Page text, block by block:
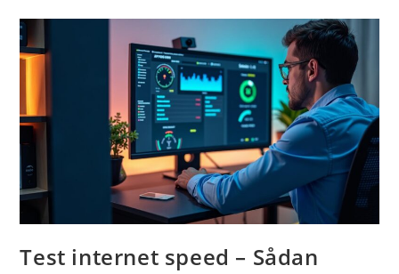
Og
Mere
Forbundet
Test internet speed – Sådan